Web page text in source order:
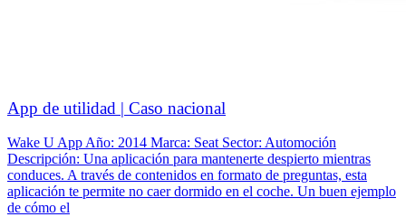
App de utilidad | Caso nacional
Wake U App Año: 2014 Marca: Seat Sector: Automoción
Descripción: Una aplicación para mantenerte despierto mientras
conduces. A través de contenidos en formato de preguntas, esta
aplicación te permite no caer dormido en el coche. Un buen ejemplo
de cómo el